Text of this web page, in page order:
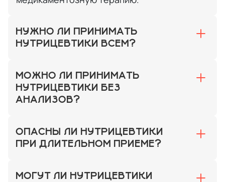
НУЖНО ЛИ ПРИНИМАТЬ
НУТРИЦЕВТИКИ ВСЕМ?
МОЖНО ЛИ ПРИНИМАТЬ
НУТРИЦЕВТИКИ БЕЗ
АНАЛИЗОВ?
ОПАСНЫ ЛИ НУТРИЦЕВТИКИ
ПРИ ДЛИТЕЛЬНОМ ПРИЕМЕ?
МОГУТ ЛИ НУТРИЦЕВТИКИ